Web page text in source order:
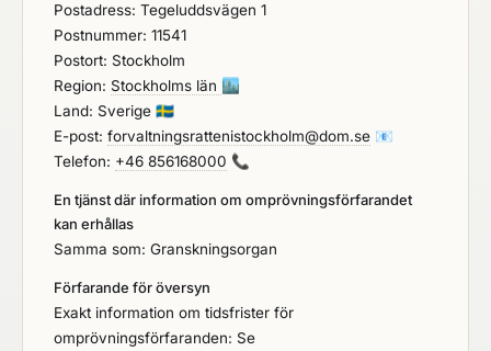
Postadress: Tegeluddsvägen 1
Postnummer: 11541
Postort: Stockholm
Region: Stockholms län 🏙️
Land: Sverige 🇸🇪
E-post: forvaltningsrattenistockholm@dom.se 📧
Telefon: +46 856168000 📞
En tjänst där information om omprövningsförfarandet
kan erhållas
Samma som: Granskningsorgan
Förfarande för översyn
Exakt information om tidsfrister för
omprövningsförfaranden: Se